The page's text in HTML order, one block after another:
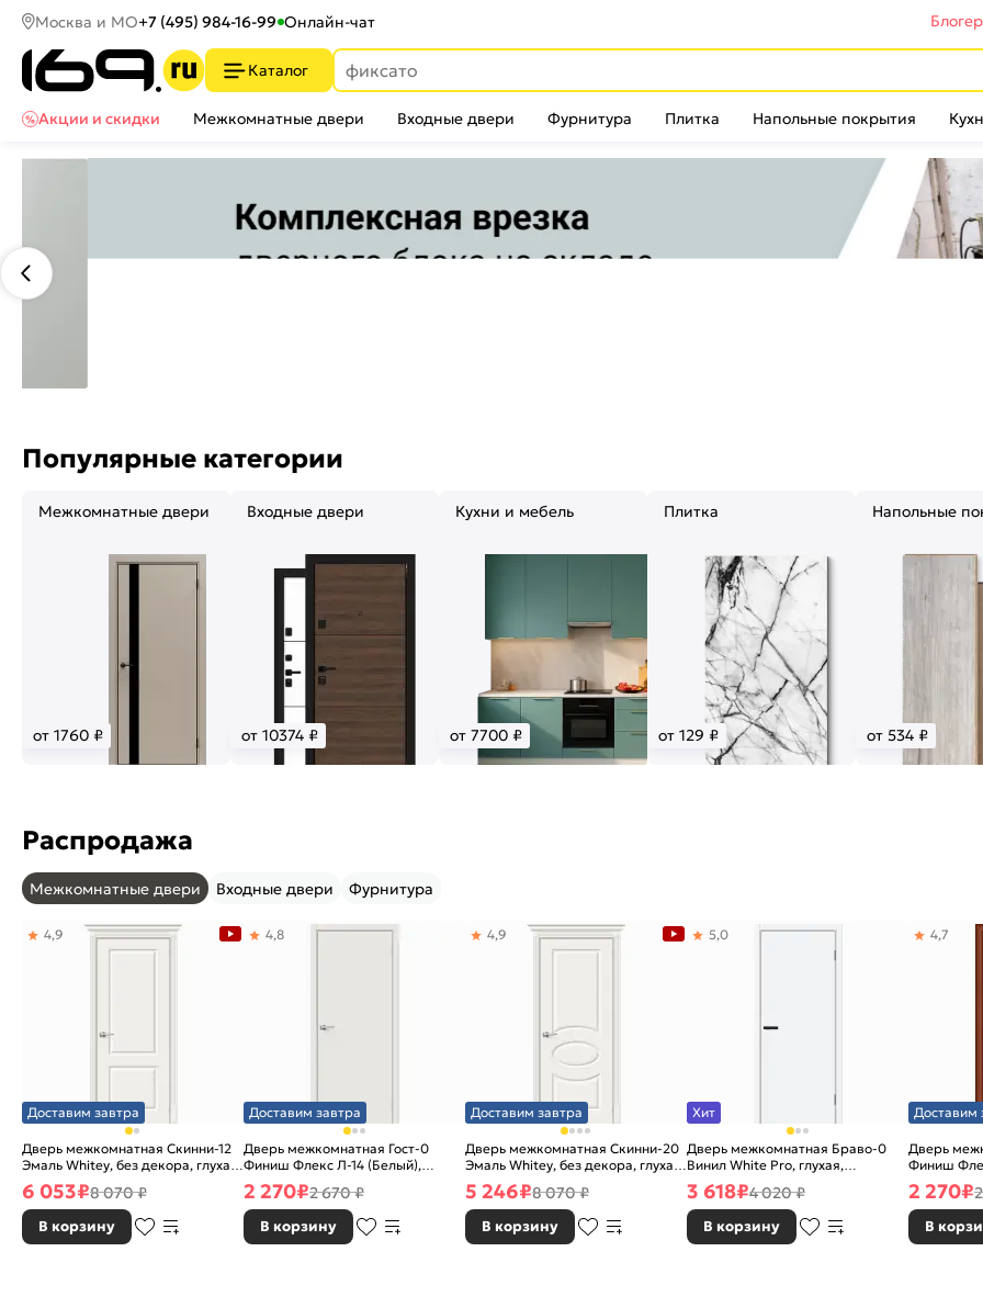
Москва и МО+7 (495) 984-16-99 Онлайн-чат
Каталог
Акции и скидки
Межкомнатные двери Входные двери Фурнитура Плитка Напольные покрытия
Популярные категории
Межкомнатные двери
от 1760 ₽
Входные двери
от 10374 ₽
Кухни и мебель
от 7700 ₽
Плитка
от 129 ₽
Напольные
от 534 ₽
Распродажа
Межкомнатные двери Входные двери Фурнитура
Доставим завтра
Дверь межкомнатная Скинни-12
Эмаль Whitey, без декора, глухая,
без стекла, без кромки, скиновая
4,9
6 053₽8 070 ₽
В корзину
Доставим завтра
Дверь межкомнатная Гост-0
Финиш Флекс Л-14 (Белый),
глухая, каркасно-щитовая
4,8
2 270₽2 670 ₽
В корзину
Доставим завтра
Дверь межкомнатная Скинни-20
Эмаль Whitey, без декора, глухая,
без стекла, без кромки, скиновая
4,9
5 246₽8 070 ₽
В корзину
Хит
Дверь межкомнатная Браво-0
Винил White Pro, глухая,
каркасно-щитовая
5,0
3 618₽4 020 ₽
В корзину
Доставим
Дверь
Финиш
Л-11
каркасно-
4,7
2 270₽
В